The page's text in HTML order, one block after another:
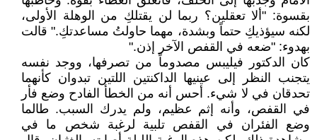
بقسوة: "ألا تعقلين؟ ربما لن يقتلكِ من الوهلة الأولى،
لكنه سيؤذيكِ حتماً وبشدة، مهما حاولتُ مساعدتكِ." قالت
بهدوء: "ضعه في القفص الآخر إذن."
كان الدكتور فيليبس مصدوماً من تصرفها، ووجد نفسه
يتجنب النظر إلى عينيها الداكنتين اللتين تبدوان كأنهما
تحدقان في لا شيء. أحس أنه من الخطأ الفادح وضع فأر
في القفص، وأنه إثم عظيم، ولم يدرك السبب. طالما
وضع الفئران في القفص تلبية لرغبة شخص ما في